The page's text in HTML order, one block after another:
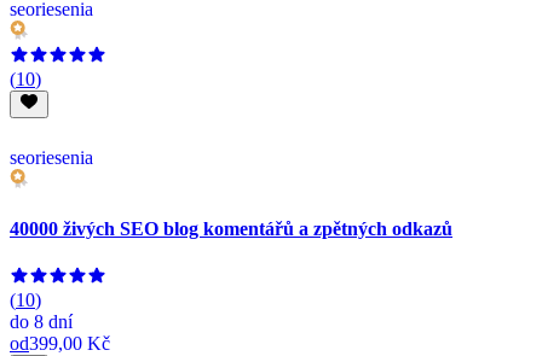
seoriesenia
(10)
seoriesenia
40000 živých SEO blog komentářů a zpětných odkazů
(10)
do 8 dní
od399,00 Kč